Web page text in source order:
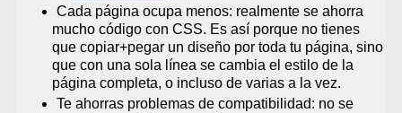
Cada página ocupa menos: realmente se ahorra
mucho código con CSS. Es así porque no tienes
que copiar+pegar un diseño por toda tu página, sino
que con una sola línea se cambia el estilo de la
página completa, o incluso de varias a la vez.
Te ahorras problemas de compatibilidad: no se